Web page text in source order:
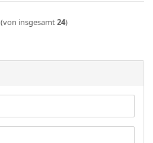
(von insgesamt24)